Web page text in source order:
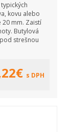
kovu alebo
20 mm. Zaistí
Butylová
strešnou
s DPH